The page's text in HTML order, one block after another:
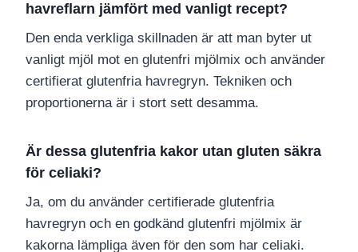
havreflarn jämfört med vanligt recept?
Den enda verkliga skillnaden är att man byter ut
vanligt mjöl mot en glutenfri mjölmix och använder
certifierat glutenfria havregryn. Tekniken och
proportionerna är i stort sett desamma.
Är dessa glutenfria kakor utan gluten säkra
för celiaki?
Ja, om du använder certifierade glutenfria
havregryn och en godkänd glutenfri mjölmix är
kakorna lämpliga även för den som har celiaki.